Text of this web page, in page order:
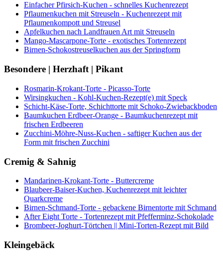
Einfacher Pfirsich-Kuchen - schnelles Kuchenrezept
Pflaumenkuchen mit Streuseln - Kuchenrezept mit
Pflaumenkompott und Streusel
Apfelkuchen nach Landfrauen Art mit Streuseln
Mango-Mascarpone-Torte - exotisches Tortenrezept
Birnen-Schokostreuselkuchen aus der Springform
Besondere | Herzhaft | Pikant
Rosmarin-Krokant-Torte - Picasso-Torte
Wirsingkuchen - Kohl-Kuchen-Rezept(e) mit Speck
Schicht-Käse-Torte, Schichttorte mit Schoko-Zwiebackboden
Baumkuchen Erdbeer-Orange - Baumkuchenrezept mit
frischen Erdbeeren
Zucchini-Möhre-Nuss-Kuchen - saftiger Kuchen aus der
Form mit frischen Zucchini
Cremig & Sahnig
Mandarinen-Krokant-Torte - Buttercreme
Blaubeer-Baiser-Kuchen, Kuchenrezept mit leichter
Quarkcreme
Birnen-Schmand-Torte - gebackene Birnentorte mit Schmand
After Eight Torte - Tortenrezept mit Pfefferminz-Schokolade
Brombeer-Joghurt-Törtchen || Mini-Torten-Rezept mit Bild
Kleingebäck